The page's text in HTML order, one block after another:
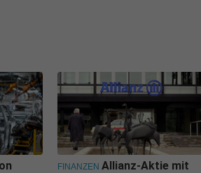
FINANZEN Allianz-Aktie mit